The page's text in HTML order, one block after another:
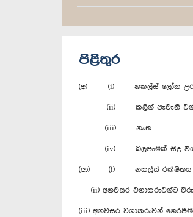
පිළිතුර
(අ) (i) නකල්ස් ලෝක උරුම
(ii) කලින් පැවැති එන්සාල්
(iii) නැත.
(iv) බලපෑමක් සිදු විය
(ආ) (i) නකල්ස් රක්ෂිතය තුළ
(ii) අනවසර වගාකරුවන්ට
(iii) අනවසර වගාකරුවන්